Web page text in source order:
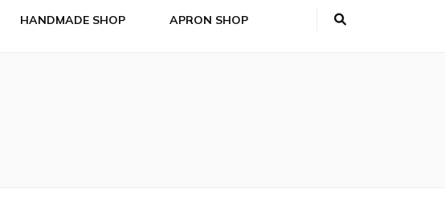
HANDMADE SHOP APRON SHOP